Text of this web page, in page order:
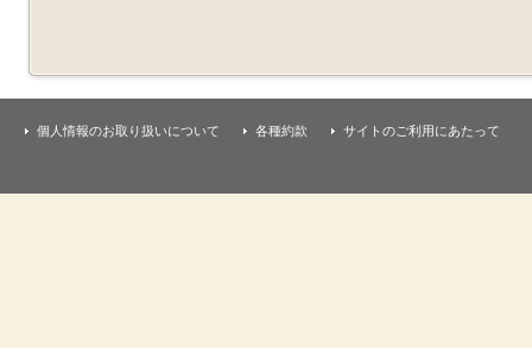
個人情報のお取り扱いについて 各種約款 サイトのご利用にあたって